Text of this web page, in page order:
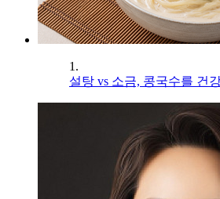
1.
설탕 vs 소금, 콩국수를 건